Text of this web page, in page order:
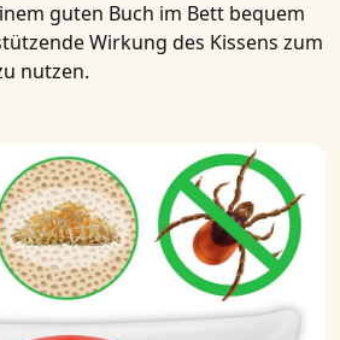
guten Buch im Bett bequem
Wirkung des Kissens zum
nutzen.